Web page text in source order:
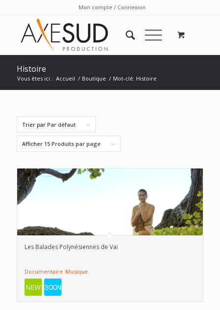
Mon compte / Connexion
Histoire
Vous êtes ici : Accueil / Boutique / Mot-clé: Histoire
Trier par Par défaut
Afficher 15 Produits par page
Les Balades Polynésiennes de Vai
Documentaire Musique